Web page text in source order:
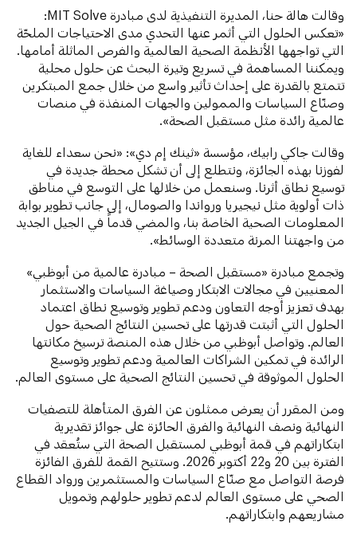
وقالت هالة حنا، المديرة التنفيذية لدى مبادرة MIT Solve:
«تعكس الحلول التي أثمر عنها التحدي مدى الاحتياجات الملحّة
التي تواجهها الأنظمة الصحية العالمية والفرص الماثلة أمامها.
ويمكننا المساهمة في تسريع وتيرة البحث عن حلول محلية
تتمتع بالقدرة على إحداث تأثير واسع من خلال جمع المبتكرين
وصنّاع السياسات والممولين والجهات المنفذة في منصات
عالمية رائدة مثل مستقبل الصحة».
وقالت جاكي رابيك، مؤسسة «ثينك إم دي»: «نحن سعداء للغاية
لفوزنا بهذه الجائزة، ونتطلع إلى أن تشكل محطة جديدة في
توسيع نطاق أثرنا. وسنعمل من خلالها على التوسع في مناطق
ذات أولوية مثل نيجيريا ورواندا والصومال، إلى جانب تطوير بوابة
المعلومات الصحية الخاصة بنا، والمضي قدماً في الجيل الجديد
من واجهتنا المرنة متعددة الوسائط».
وتجمع مبادرة «مستقبل الصحة – مبادرة عالمية من أبوظبي»
المعنيين في مجالات الابتكار وصياغة السياسات والاستثمار
بهدف تعزيز أوجه التعاون ودعم تطوير وتوسيع نطاق اعتماد
الحلول التي أثبتت قدرتها على تحسين النتائج الصحية حول
العالم. وتواصل أبوظبي من خلال هذه المنصة ترسيخ مكانتها
الرائدة في تمكين الشراكات العالمية ودعم تطوير وتوسيع
الحلول الموثوقة في تحسين النتائج الصحية على مستوى العالم.
ومن المقرر أن يعرض ممثلون عن الفرق المتأهلة للتصفيات
النهائية ونصف النهائية والفرق الحائزة على جوائز تقديرية
ابتكاراتهم في قمة أبوظبي لمستقبل الصحة التي ستُعقد في
الفترة بين 20 و22 أكتوبر 2026. وستتيح القمة للفرق الفائزة
فرصة التواصل مع صنّاع السياسات والمستثمرين ورواد القطاع
الصحي على مستوى العالم لدعم تطوير حلولهم وتمويل
مشاريعهم وابتكاراتهم.